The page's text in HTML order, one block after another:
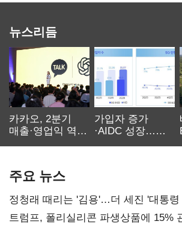
뉴스리듬
카카오, 2분기
매출·영업익 역대
가입자 증가
·AIDC 성장…
주요 뉴스
정청래 때리는 '김용'…더 세진 '대통령
트럼프, 폴리실리콘 파생상품에 15%